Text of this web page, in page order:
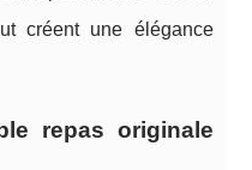
créent une élégance
repas originale